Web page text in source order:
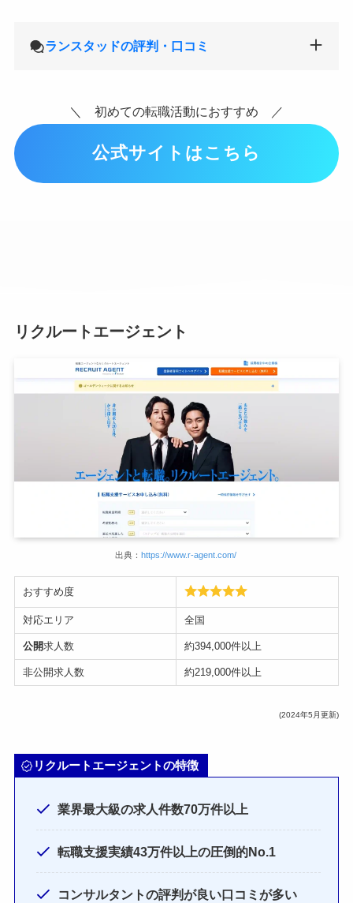
ランスタッドの評判・口コミ
＼ 初めての転職活動におすすめ ／
公式サイトはこちら
リクルートエージェント
出典：https://www.r-agent.com/
おすすめ度
対応エリア 全国
公開求人数 約394,000件以上
非公開求人数 約219,000件以上
(2024年5月更新)
リクルートエージェントの特徴
業界最大級の求人件数70万件以上
転職支援実績43万件以上の圧倒的No.1
コンサルタントの評判が良い口コミが多い